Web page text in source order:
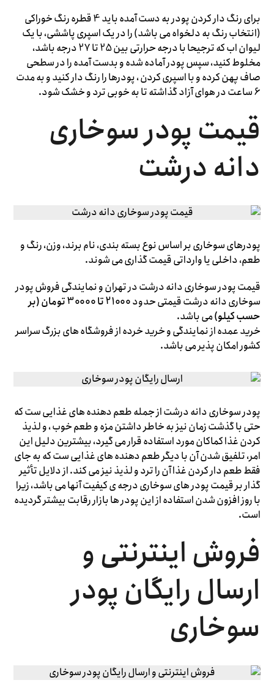
برای رنگ دار کردن پودر به دست آمده باید 4 قطره رنگ خوراکی
(انتخاب رنگ به دلخواه می باشد) را در یک اسپری پاششی، با یک
لیوان اب که ترجیحا با درجه حرارتی بین 25 تا 27 درجه باشد،
مخلوط کنید، سپس پودر آماده شده و بدست آمده را در سطحی
صاف پهن کرده و با اسپری کردن ، پودرها را رنگ دار کنید و به مدت
6 ساعت در هوای آزاد گذاشته تا به خوبی ترد و خشک شود.
قیمت پودر سوخاری
دانه درشت
پودرهای سوخاری بر اساس نوع بسته بندی، نام برند، وزن، رنگ و
طعم، داخلی یا وارداتی قیمت گذاری می شوند.
قیمت پودر سوخاری دانه درشت در تهران و نمایندگی فروش پودر
سوخاری دانه درشت قیمتی حدود
21000 تا 30000 تومان (بر
حسب کیلو)می باشد.
خرید عمده از نمایندگی و خرید خرده از فروشگاه های بزرگ سراسر
کشور امکان پذیر می باشد.
پودر سوخاری دانه درشت از جمله طعم دهنده های غذایی ست که
حتی با گذشت زمان نیز به خاطر داشتن مزه و طعم خوب ، و لذیذ
کردن غذا کماکان مورد استفاده قرار می گیرد، بیشترین دلیل این
امر، تلفیق شدن آن با دیگر طعم دهنده های غذایی ست که به جای
فقط طعم دار کردن غذا آن را ترد و لذیذ نیز می کند. از دلایل تأثیر
گذار بر قیمت پودر های سوخاری درجه ی کیفیت آنها می باشد، زیرا
با روز افزون شدن استفاده از این پودر ها بازار رقابت بیشتر گردیده
است.
فروش اینترنتی و
ارسال رایگان پودر
سوخاری